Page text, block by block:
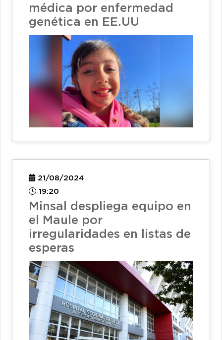
médica por enfermedad
genética en EE.UU
21/08/2024
19:20
Minsal despliega equipo en
el Maule por
irregularidades en listas de
esperas